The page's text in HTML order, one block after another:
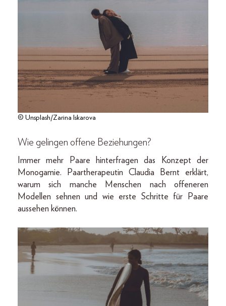
© Unsplash/Zarina Iskarova
Wie gelingen offene Beziehungen?
Immer mehr Paare hinterfragen das Konzept der
Monogamie. Paartherapeutin Claudia Bernt erklärt,
warum sich manche Menschen nach offeneren
Modellen sehnen und wie erste Schritte für Paare
aussehen können.